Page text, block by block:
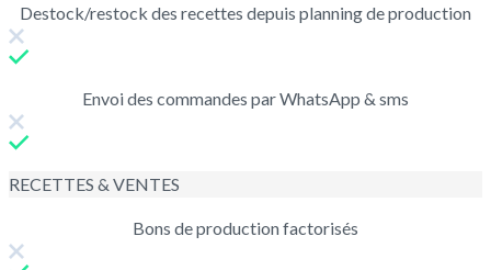
Destock/restock des recettes depuis planning de production
Envoi des commandes par WhatsApp & sms
RECETTES & VENTES
Bons de production factorisés